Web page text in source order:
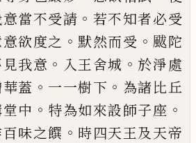
當不受請 。 若不知者必受
意欲度之 。默然而受 。颰陀
我意 。 入王舍城 。 於淨處
蓋 。 一一樹下 。 為諸比丘
中 。 特為如來設師子座 。
味之饌 。 時四天王及天帝